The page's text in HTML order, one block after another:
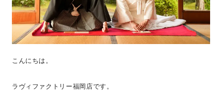
こんにちは。
ラヴィファクトリー福岡店です。